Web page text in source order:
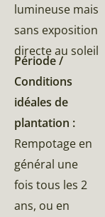
lumineuse mais
sans exposition
directe au soleil
Période /
Conditions
idéales de
plantation :
Rempotage en
général une
fois tous les 2
ans, ou en